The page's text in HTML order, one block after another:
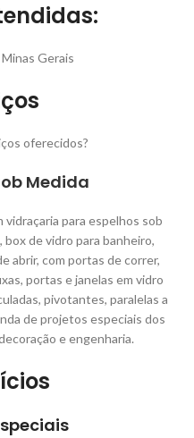
Gerais
oferecidos?
Medida
para espelhos sob
de vidro para banheiro,
abrir, com portas de correr,
portas e janelas em vidro
pivotantes, paralelas a
de projetos especiais dos
e engenharia.